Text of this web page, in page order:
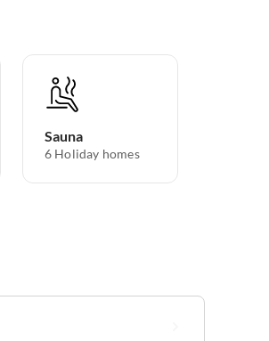
Sauna
6 Holiday homes